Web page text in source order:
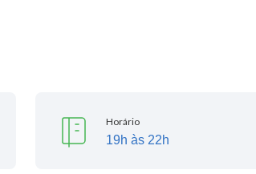
Horário
19h às 22h